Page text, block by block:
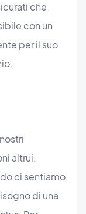
che
con un
per il suo
altrui.
ci sentiamo
di una